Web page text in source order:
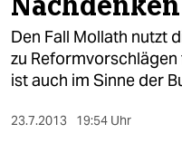
politik
öko
Den Fall Mollath nutzt
zu
ist auch im Sinne der
23.7.2013 19:54 Uhr